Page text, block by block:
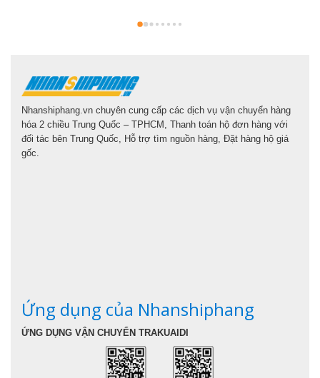
Nhanshiphang.vn chuyên cung cấp các dịch vụ vận chuyển hàng
hóa 2 chiều Trung Quốc – TPHCM, Thanh toán hộ đơn hàng với
đối tác bên Trung Quốc, Hỗ trợ tìm nguồn hàng, Đặt hàng hộ giá
gốc.
Ứng dụng của Nhanshiphang
ỨNG DỤNG VẬN CHUYỂN TRAKUAIDI